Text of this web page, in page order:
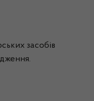
засобів